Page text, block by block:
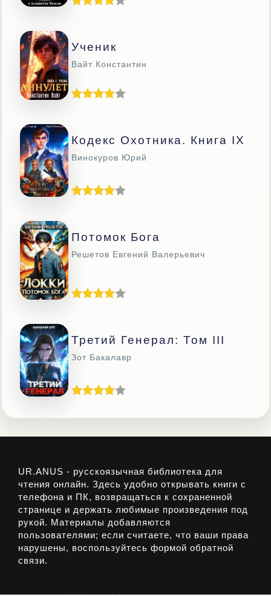
Ученик
Вайт Константин
Кодекс Охотника. Книга IX
Винокуров Юрий
Потомок Бога
Решетов Евгений Валерьевич
Третий Генерал: Том III
Зот Бакалавр
UR.ANUS - русскоязычная библиотека для
чтения онлайн. Здесь удобно открывать книги с
телефона и ПК, возвращаться к сохраненной
странице и держать любимые произведения под
рукой. Материалы добавляются
пользователями; если считаете, что ваши права
нарушены, воспользуйтесь формой обратной
связи.